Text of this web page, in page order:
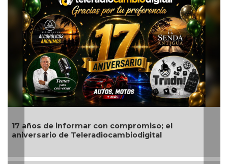
de informar con compromiso; el
de Teleradiocambiodigital